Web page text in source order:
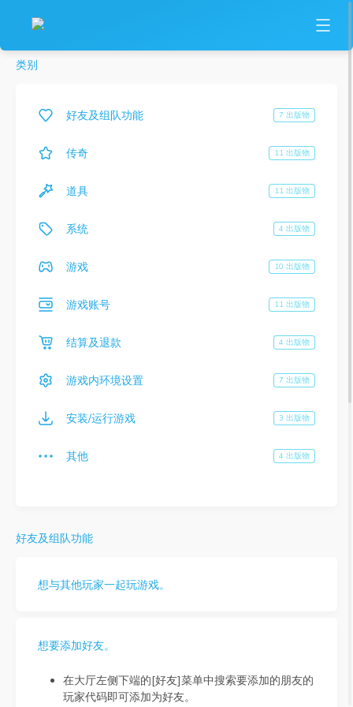
类别
好友及组队功能 7 出版物
传奇 11 出版物
道具 11 出版物
系统 4 出版物
游戏 10 出版物
游戏账号 11 出版物
结算及退款 4 出版物
游戏内环境设置 7 出版物
安装/运行游戏 3 出版物
其他 4 出版物
好友及组队功能
想与其他玩家一起玩游戏。
想要添加好友。
在大厅左侧下端的[好友]菜单中搜索要添加的朋友的
玩家代码即可添加为好友。